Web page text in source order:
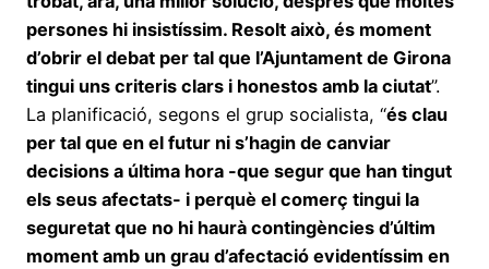
persones hi insistíssim. Resolt això, és moment
d’obrir el debat per tal que l’Ajuntament de Girona
tingui uns criteris clars i honestos amb la ciutat”.
La planificació, segons el grup socialista, “és clau
per tal que en el futur ni s’hagin de canviar
decisions a última hora -que segur que han tingut
els seus afectats- i perquè el comerç tingui la
seguretat que no hi haurà contingències d’últim
moment amb un grau d’afectació evidentíssim en